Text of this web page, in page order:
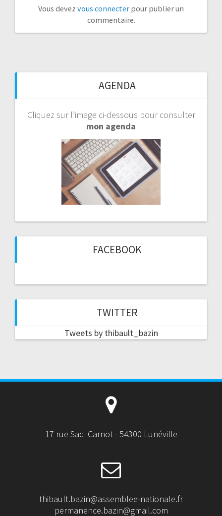
Vous devez vous connecter pour publier un
commentaire.
AGENDA
Cliquez sur l’image ci-dessous pour consulter
mon agenda
FACEBOOK
TWITTER
Tweets by thibault_bazin
17 rue Sadi Carnot - 54300 Lunéville
thibault.bazin@assemblee-nationale.fr
permanence.bazin@gmail.com